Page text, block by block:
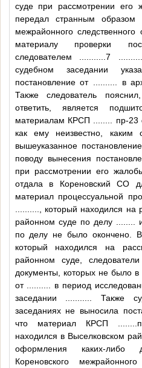
суде при рассмотрении его
передал странным образом
межрайонного
материалу проверки
следователем
...........7
судебном заседании
постановление от
в
Также следователь
ответить, является
материалам КРСП
пр-23
как ему неизвестно, каким
вышеуказанное
поводу вынесения
при рассмотрении его
отдала в Кореновский СО
материал процессуальной
, который находился на
районном суде по делу
по делу не было окончено.
который находился на
районном суде,
документы, которых не было
от
в период
заседании
. Также
заседаниях не выносила
что материал КРСП
находился в Выселковском
оформления каких-либо
Кореновского